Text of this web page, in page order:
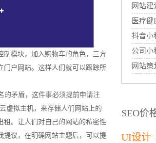
制模块，加入购物车的角色，三方
门户网站。这样人们就可以跟踪所
的矛盾，这件事必须提前申请注
虚拟主机，来存储人们网站上的
租。让人们对自己的网站的私密性
提议，在明确 网站主题后，可以提
医疗
抖音小
网站
SEO价
UI设计